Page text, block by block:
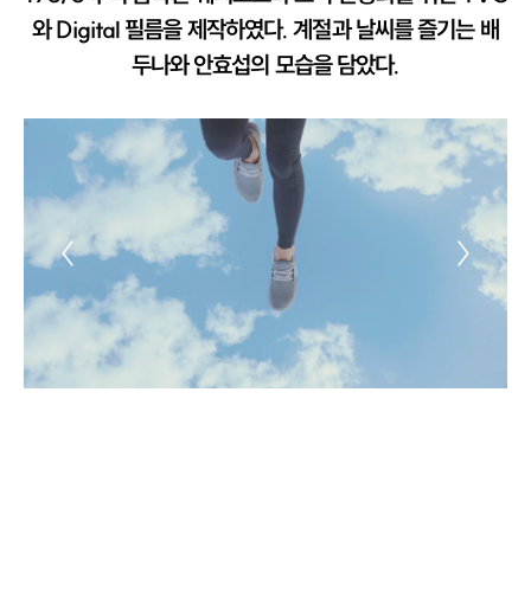
와 Digital 필름을 제작하였다. 계절과 날씨를 즐기는 배
두나와 안효섭의 모습을 담았다.